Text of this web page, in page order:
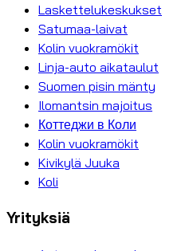
Laskettelukeskukset
Satumaa-laivat
Kolin vuokramökit
Linja-auto aikataulut
Suomen pisin mänty
Ilomantsin majoitus
Коттеджи в Коли
Kolin vuokramökit
Kivikylä Juuka
Koli
Yrityksiä